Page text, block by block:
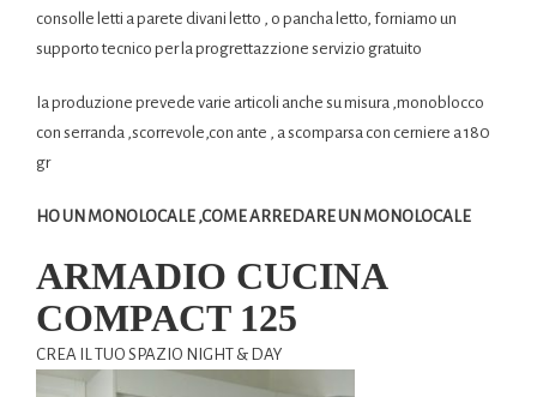
consolle letti a parete divani letto , o pancha letto, forniamo un
supporto tecnico per la progrettazzione servizio gratuito
Ia produzione prevede varie articoli anche su misura ,monoblocco
con serranda ,scorrevole,con ante , a scomparsa con cerniere a 180
gr
HO UN MONOLOCALE ,COME ARREDARE UN MONOLOCALE
ARMADIO CUCINA
COMPACT 125
CREA IL TUO SPAZIO NIGHT & DAY